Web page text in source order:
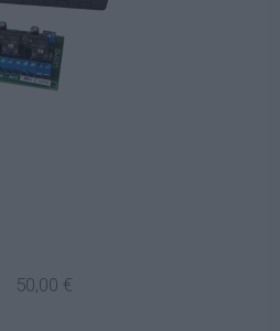
50,00 €